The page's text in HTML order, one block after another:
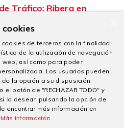
Tráfico: Ribera en
cada año a miles de
cookies de terceros con la finalidad
de la utilización de navegación
así como para poder
Los usuarios pueden
la opción a su disposición,
el botón de "RECHAZAR TODO" y
si lo desean pulsando la opción de
encontrar más información en
Más información